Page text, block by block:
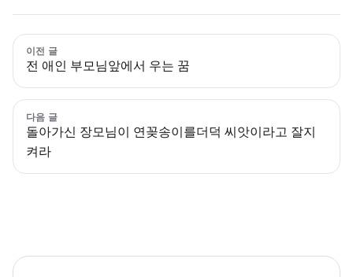
이전 글
전 애인 부모님앞에서 우는 꿈
다음 글
돌아가신 장모님이 연꽂송이를더덕 씨앗이라고 잘지
켜라